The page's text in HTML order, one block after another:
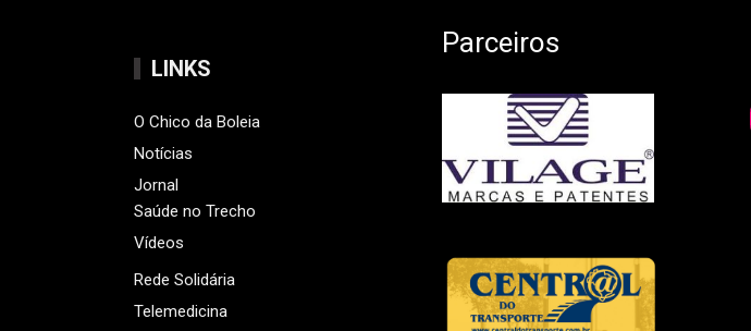
LINKS
O Chico da Boleia
Notícias
Jornal
Saúde no Trecho
Vídeos
Rede Solidária
Telemedicina
Parceiros